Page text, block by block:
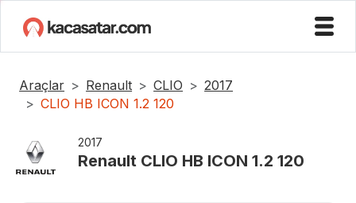
Araçlar Renault CLIO
2017
CLIO HB ICON 1.2 120
2017
Renault CLIO HB ICON 1.2 120